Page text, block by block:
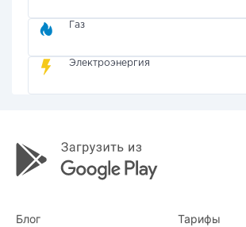
Газ
Электроэнергия
Блог Тарифы